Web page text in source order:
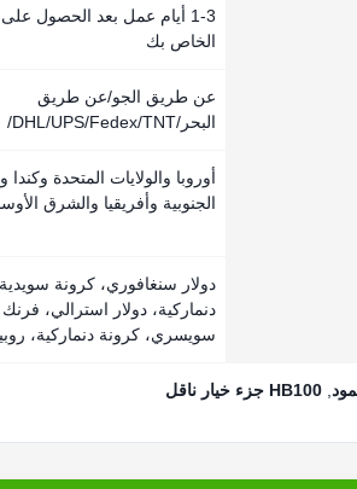
1-3 أيام عمل بعد الحصول
الخاص بك
عن طريق الجو/عن طريق
البحر/DHL/UPS/Fedex/TNT/
أوروبا والولايات المتحدة وكندا
الجنوبية وأفريقيا والشرق
دولار سنغافوري، كرونة
دنماركية، دولار استرالي، فرنك
سويسري، كرونة دنماركية،
HB100 جزء خيار ناقل